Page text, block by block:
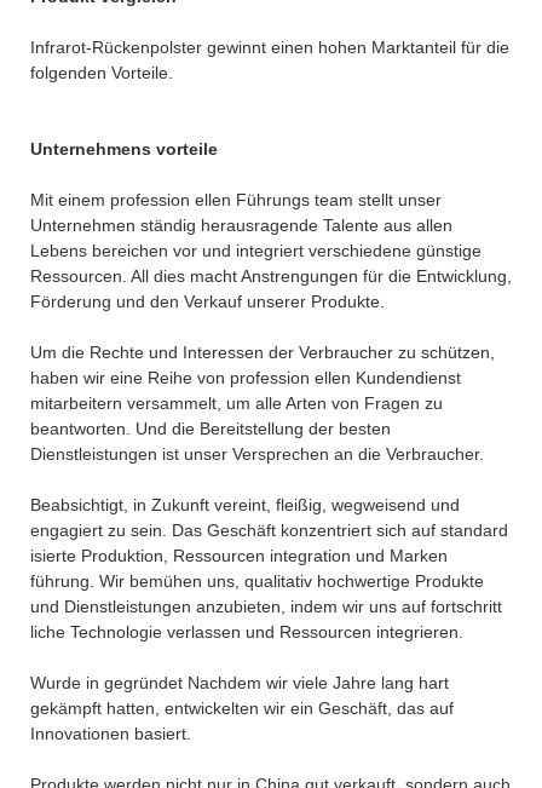
Infrarot-Rückenpolster gewinnt einen hohen Marktanteil für die
folgenden Vorteile.
Unternehmens vorteile
Mit einem profession ellen Führungs team stellt unser
Unternehmen ständig herausragende Talente aus allen
Lebens bereichen vor und integriert verschiedene günstige
Ressourcen. All dies macht Anstrengungen für die Entwicklung,
Förderung und den Verkauf unserer Produkte.
Um die Rechte und Interessen der Verbraucher zu schützen,
haben wir eine Reihe von profession ellen Kundendienst
mitarbeitern versammelt, um alle Arten von Fragen zu
beantworten. Und die Bereitstellung der besten
Dienstleistungen ist unser Versprechen an die Verbraucher.
Beabsichtigt, in Zukunft vereint, fleißig, wegweisend und
engagiert zu sein. Das Geschäft konzentriert sich auf standard
isierte Produktion, Ressourcen integration und Marken
führung. Wir bemühen uns, qualitativ hochwertige Produkte
und Dienstleistungen anzubieten, indem wir uns auf fortschritt
liche Technologie verlassen und Ressourcen integrieren.
Wurde in gegründet Nachdem wir viele Jahre lang hart
gekämpft hatten, entwickelten wir ein Geschäft, das auf
Innovationen basiert.